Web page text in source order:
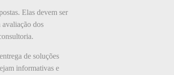
Elas devem ser
avaliação dos
de soluções
informativas e